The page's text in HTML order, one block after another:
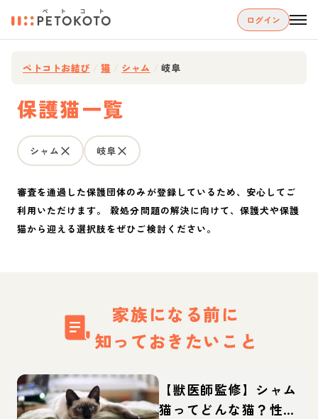
ログイン
ペトコトお結び 猫 シャム 岐阜
保護猫一覧
シャム 岐阜
審査を通過した保護団体のみが登録しているため、安心してご
利用いただけます。 殺処分問題の解決に向けて、保護犬や保護
猫から迎える選択肢をぜひご検討ください。
家族になる前に
知っておきたいこと
【獣医師監修】シャム
猫ってどんな猫？性